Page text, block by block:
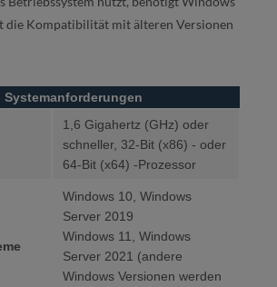
die Kompatibilität mit älteren Versionen
Systemanforderungen
1,6 Gigahertz (GHz) oder
schneller, 32-Bit (x86) - oder
64-Bit (x64) -Prozessor
Windows 10, Windows
Server 2019
Windows 11, Windows
Server 2021 (andere
Windows Versionen werden